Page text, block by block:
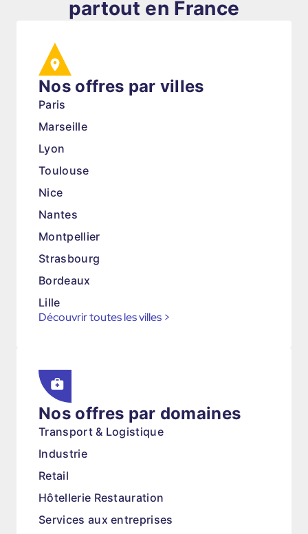
partout en France
Nos offres par villes
Paris
Marseille
Lyon
Toulouse
Nice
Nantes
Montpellier
Strasbourg
Bordeaux
Lille
Découvrir toutes les villes >
Nos offres par domaines
Transport & Logistique
Industrie
Retail
Hôtellerie Restauration
Services aux entreprises